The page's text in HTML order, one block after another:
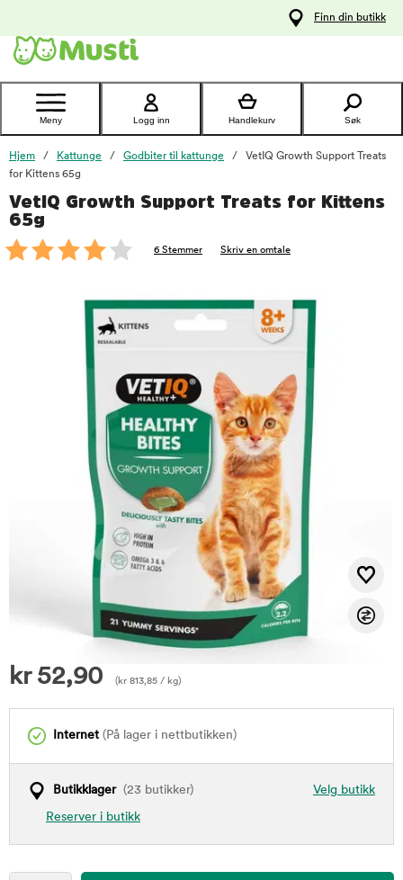
Kontakt
kundeservice
Finn din butikk
Meny Logg inn Handlekurv Søk
Hjem Kattunge Godbiter til kattunge
VetIQ Growth Support Treats
for Kittens 65g
VetIQ Growth Support Treats for Kittens
65g
6 Stemmer Skriv en omtale
kr 52,90 ( kr 813,85 / kg)
Internet (På lager i nettbutikken)
Velg butikk
Butikklager(23 butikker)
Reserver i butikk
foo